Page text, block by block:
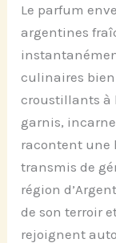
Le parfum
argentines
culinaires bien
croustillants à
garnis,
racontent une
transmis de
région
de son terroir
rejoignent